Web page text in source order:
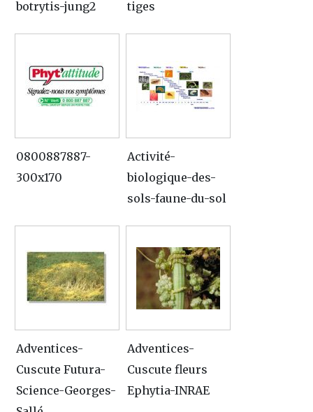
botrytis-jung2
tiges
0800887887-
300x170
Activité-
biologique-des-
sols-faune-du-sol
Adventices-
Cuscute Futura-
Science-Georges-
Adventices-
Cuscute fleurs
Ephytia-INRAE